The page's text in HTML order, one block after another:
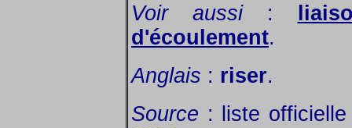
Voir aussi:
d'écoulement.
Anglais : riser.
Source : liste